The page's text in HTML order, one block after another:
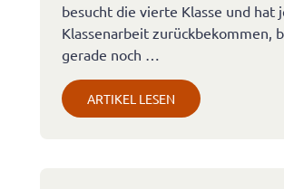
besucht die vierte Klasse und hat
Klassenarbeit zurückbekommen,
gerade noch …
ARTIKEL LESEN